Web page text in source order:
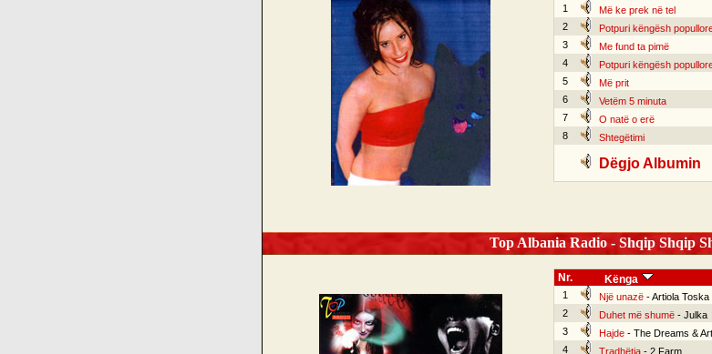
1 Më ke prek në tel
2
Potpuri këngësh
3
Me fund ta pimë
4
Potpuri këngësh
5
Më prit
6
Vetëm 5 minuta
7
O natë o erë
8
Shtegëtimi
Dëgjo Albumin
Top Albania Radio - Shqip Shqip
Nr. Kënga
1 Një unazë- Artiola Toska
2
Duhet më shumë- Julka
3
Hajde- The Dreams &
4
Tradhëtia- 2 Farm